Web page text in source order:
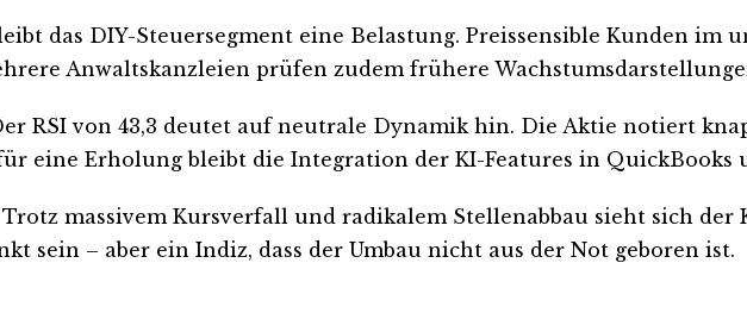
das DIY-Steuersegment eine Belastung. Preissensible Kunden im
Anwaltskanzleien prüfen zudem frühere
RSI von 43,3 deutet auf neutrale Dynamik hin. Die Aktie notiert
eine Erholung bleibt die Integration der KI-Features in QuickBooks
massivem Kursverfall und radikalem Stellenabbau sieht sich der
sein – aber ein Indiz, dass der Umbau nicht aus der Not geboren ist.